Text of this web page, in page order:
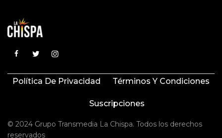
Política De Privacidad Términos Y Condiciones
Suscripciones
© 2024 Grupo Transmedia La Chispa. Todos los derechos
reservados